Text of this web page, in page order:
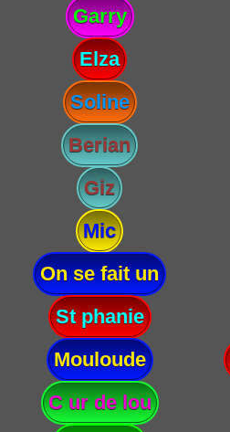
Garry
Elza
Soline
Berian
Giz
Mic
On se fait un
St phanie
Mouloude
C ur de lou